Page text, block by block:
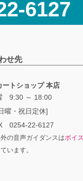
6127
せ先
ートショップ 本店
9:30 ～ 18:00
曜・祝日定休]
0254-22-6127
の音声ガイダンスはボイ
います。